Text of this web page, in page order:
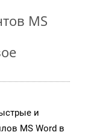
MS
и
MS Word в